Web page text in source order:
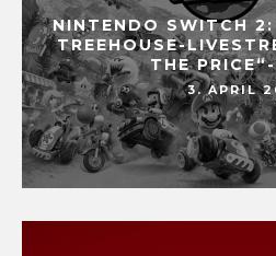
NINTENDO SWITCH 2:
TREEHOUSE-
THE
3. APRIL